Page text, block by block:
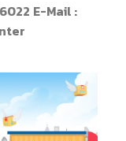
E-Mail :